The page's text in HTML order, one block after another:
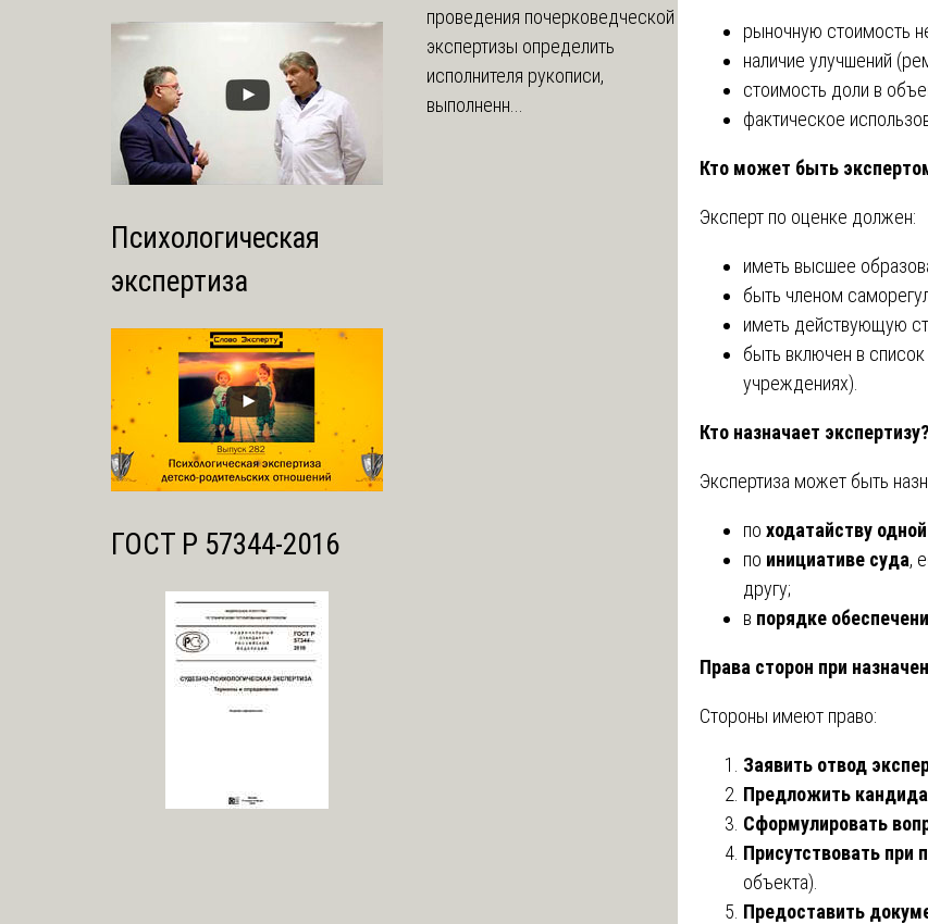
рыночную стоимость
наличие улучшений
стоимость доли в
фактическое
Кто может быть
Эксперт по оценке должен:
иметь высшее
быть членом
иметь действующую
быть включен в
учреждениях).
Кто назначает экспертизу?
Экспертиза может быть
по ходатайству
по инициативе суда,
другу;
в порядке
Права сторон при
Стороны имеют право:
Заявить отвод
Предложить
Сформулировать
Присутствовать при
объекта).
Предоставить
Психологическая
экспертиза
ГОСТ Р 57344-2016
проведения почерковедческой
экспертизы определить
исполнителя рукописи,
выполненн...